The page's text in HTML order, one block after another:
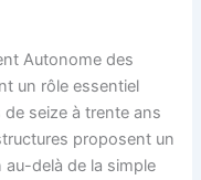
Autonome des
un rôle essentiel
seize à trente ans
proposent un
delà de la simple